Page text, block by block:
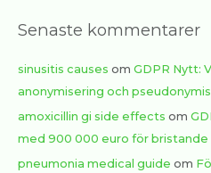
Senaste kommentarer
sinusitis causes om GDPR Nytt:
anonymisering och
amoxicillin gi side effects om
med 900 000 euro för bristande
pneumonia medical guide om